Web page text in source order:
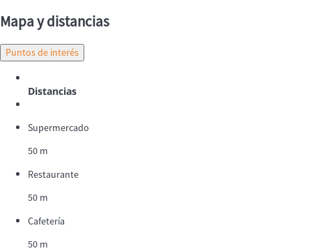
Mapa y distancias
Puntos de interés
Distancias
Supermercado
50 m
Restaurante
50 m
Cafetería
50 m